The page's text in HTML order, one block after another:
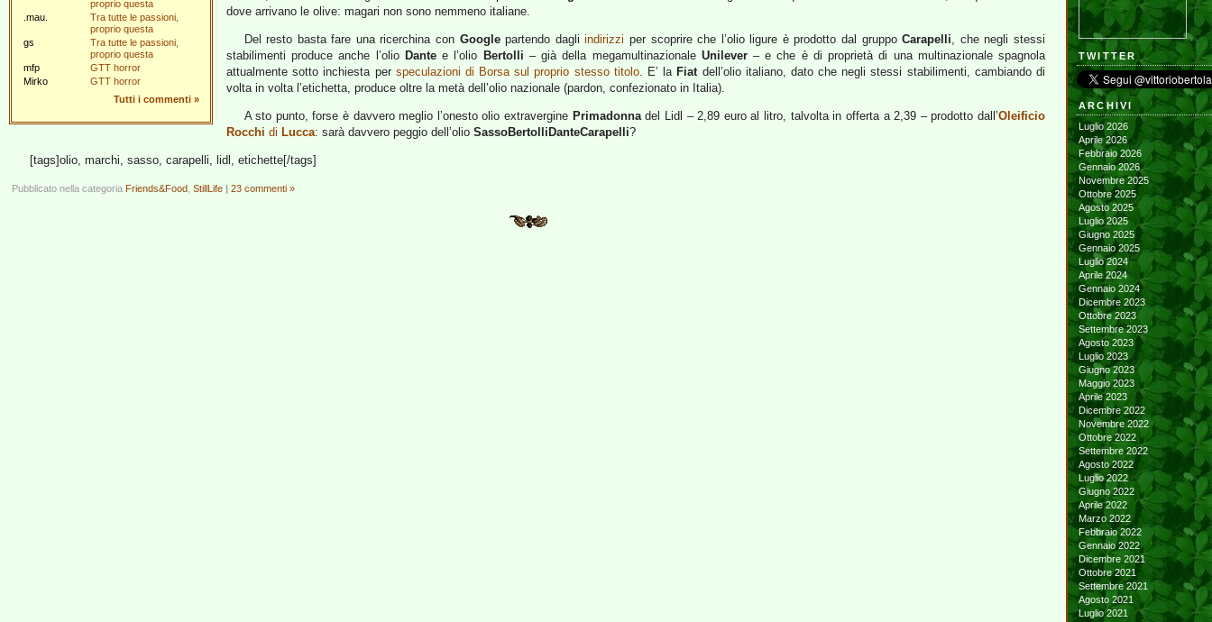
proprio questa
.mau.
Tra tutte le passioni,
proprio questa
gs
Tra tutte le passioni,
proprio questa
mfp
GTT horror
Mirko
GTT horror
Tutti i commenti »
dove arrivano le olive: magari non sono nemmeno italiane.
Del resto basta fare una ricerchina con Googlepartendo dagliindirizzi per scoprire che l’olio ligure è prodotto dal gruppoCarapelli, che negli stessi
stabilimenti produce anche l’olio Dantee l’olio Bertolli – già della megamultinazionale Unilever– e che è di proprietà di una multinazionale spagnola
attualmente sotto inchiesta per speculazioni di Borsa sul proprio stesso titolo. E’ la Fiatdell’olio italiano, dato che negli stessi stabilimenti, cambiando di
volta in volta l’etichetta, produce oltre la metà dell’olio nazionale (pardon, confezionato in Italia).
A sto punto, forse è davvero meglio l’onesto olio extravergine Primadonnadel Lidl – 2,89 euro al litro, talvolta in offerta a 2,39 – prodotto dall’Oleificio
Rocchi di Lucca: sarà davvero peggio dell’olio SassoBertolliDanteCarapelli?
[tags]olio, marchi, sasso, carapelli, lidl, etichette[/tags]
Pubblicato nella categoria Friends&Food StillLife | 23 commenti »
TWITTER
ARCHIVI
Luglio 2026
Aprile 2026
Febbraio 2026
Gennaio 2026
Novembre 2025
Ottobre 2025
Agosto 2025
Luglio 2025
Giugno 2025
Gennaio 2025
Luglio 2024
Aprile 2024
Gennaio 2024
Dicembre 2023
Ottobre 2023
Settembre 2023
Agosto 2023
Luglio 2023
Giugno 2023
Maggio 2023
Aprile 2023
Dicembre 2022
Novembre 2022
Ottobre 2022
Settembre 2022
Agosto 2022
Luglio 2022
Giugno 2022
Aprile 2022
Marzo 2022
Febbraio 2022
Gennaio 2022
Dicembre 2021
Ottobre 2021
Settembre 2021
Agosto 2021
Luglio 2021